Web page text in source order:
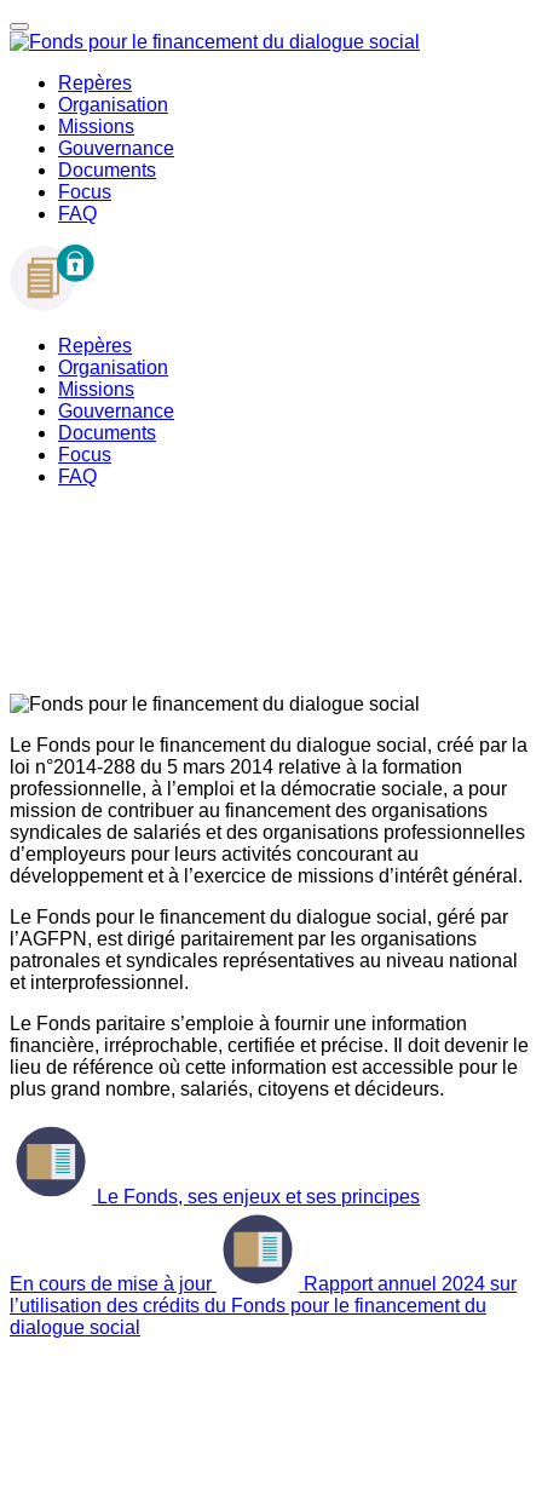
Repères
Organisation
Missions
Gouvernance
Documents
Focus
FAQ
Repères
Organisation
Missions
Gouvernance
Documents
Focus
FAQ
Le Fonds pour le financement du dialogue social, créé par la
loi n°2014-288 du 5 mars 2014 relative à la formation
professionnelle, à l’emploi et la démocratie sociale, a pour
mission de contribuer au financement des organisations
syndicales de salariés et des organisations professionnelles
d’employeurs pour leurs activités concourant au
développement et à l’exercice de missions d’intérêt général.
Le Fonds pour le financement du dialogue social, géré par
l’AGFPN, est dirigé paritairement par les organisations
patronales et syndicales représentatives au niveau national
et interprofessionnel.
Le Fonds paritaire s’emploie à fournir une information
financière, irréprochable, certifiée et précise. Il doit devenir le
lieu de référence où cette information est accessible pour le
plus grand nombre, salariés, citoyens et décideurs.
Le Fonds, ses enjeux et ses principes
En cours de mise à jour
Rapport annuel 2024 sur
l’utilisation des crédits du Fonds pour le financement du
dialogue social